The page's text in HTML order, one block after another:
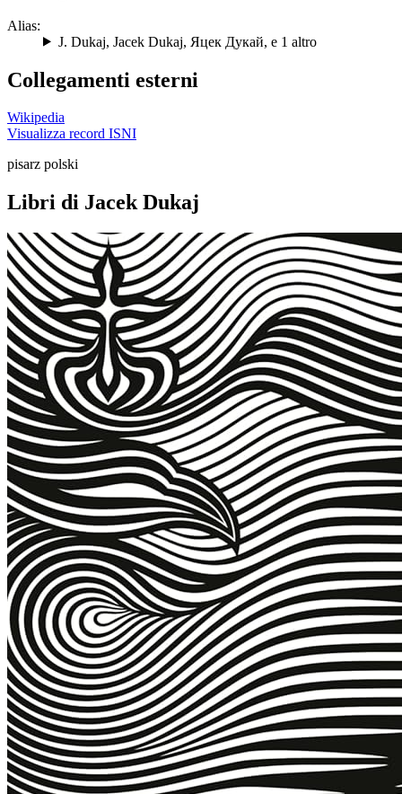
Alias:
J. Dukaj, Jacek Dukaj, Яцек Дукай, e 1 altro
Collegamenti esterni
Wikipedia
Visualizza record ISNI
pisarz polski
Libri di Jacek Dukaj